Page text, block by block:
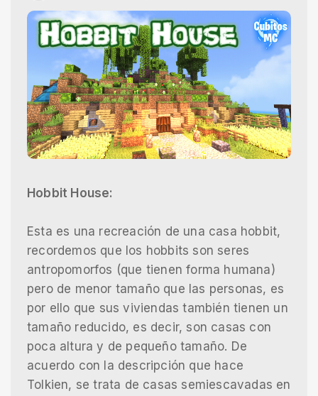
Hobbit House:
Esta es una recreación de una casa hobbit,
recordemos que los hobbits son seres
antropomorfos (que tienen forma humana)
pero de menor tamaño que las personas, es
por ello que sus viviendas también tienen un
tamaño reducido, es decir, son casas con
poca altura y de pequeño tamaño. De
acuerdo con la descripción que hace
Tolkien, se trata de casas semiescavadas en